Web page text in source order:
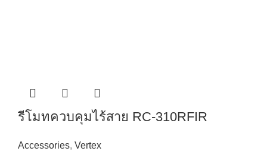
รีโมทควบคุมไร้สาย RC-310RFIR
Accessories, Vertex